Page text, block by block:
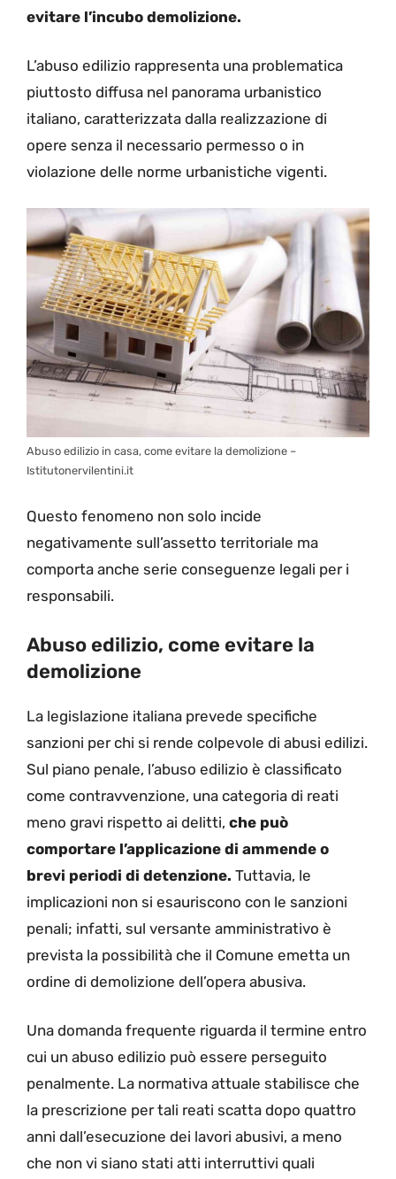
evitare l’incubo demolizione.
L’abuso edilizio rappresenta una problematica
piuttosto diffusa nel panorama urbanistico
italiano, caratterizzata dalla realizzazione di
opere senza il necessario permesso o in
violazione delle norme urbanistiche vigenti.
Abuso edilizio in casa, come evitare la demolizione –
Istitutonervilentini.it
Questo fenomeno non solo incide
negativamente sull’assetto territoriale ma
comporta anche serie conseguenze legali per i
responsabili.
Abuso edilizio, come evitare la
demolizione
La legislazione italiana prevede specifiche
sanzioni per chi si rende colpevole di abusi edilizi.
Sul piano penale, l’abuso edilizio è classificato
come contravvenzione, una categoria di reati
meno gravi rispetto ai delitti, che può
comportare l’applicazione di ammende o
brevi periodi di detenzione. Tuttavia, le
implicazioni non si esauriscono con le sanzioni
penali; infatti, sul versante amministrativo è
prevista la possibilità che il Comune emetta un
ordine di demolizione dell’opera abusiva.
Una domanda frequente riguarda il termine entro
cui un abuso edilizio può essere perseguito
penalmente. La normativa attuale stabilisce che
la prescrizione per tali reati scatta dopo quattro
anni dall’esecuzione dei lavori abusivi, a meno
che non vi siano stati atti interruttivi quali